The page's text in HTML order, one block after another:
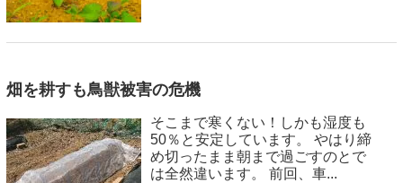
畑を耕すも鳥獣被害の危機
そこまで寒くない！しかも湿度も
50％と安定しています。 やはり締
め切ったまま朝まで過ごすのとで
は全然違います。 前回、車...